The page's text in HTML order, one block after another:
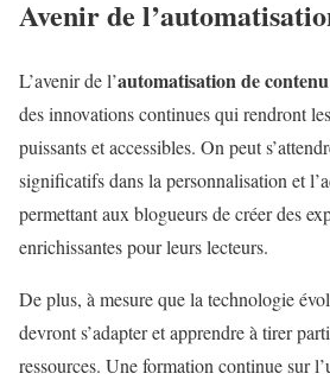
Avenir de l’
L’avenir de l’automatisation de contenu
des innovations continues qui rendront
puissants et accessibles. On peut
significatifs dans la personnalisation et
permettant aux blogueurs de créer des
enrichissantes pour leurs lecteurs.
De plus, à mesure que la technologie
devront s’adapter et apprendre à tirer
ressources. Une formation continue sur